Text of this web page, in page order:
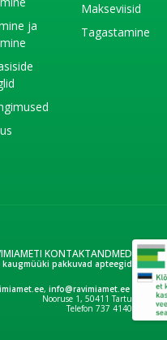
ja
Makseviisid
Tagastamine
KONTAKTANDMED
kaugmüüki pakkuvad apteegid
, info@ravimiamet.ee
Nooruse 1, 50411 Tartu
Telefon 737 4140